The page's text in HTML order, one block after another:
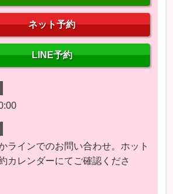
ネット予約
LINE予約
ラインでのお問い合わせ。ホット
カレンダーにてご確認くださ